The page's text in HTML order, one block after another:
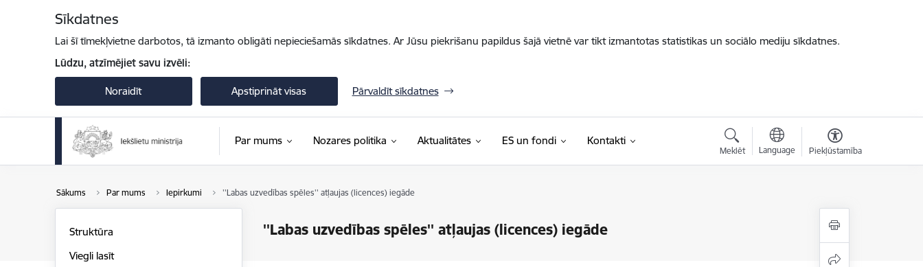
Sīkdatnes
Lai šī tīmekļvietne darbotos, tā izmanto obligāti nepieciešamās sīkdatnes. Ar Jūsu piekrišanu papildus šajā vietnē var tikt izmantotas statistikas un sociālo mediju sīkdatnes.
Lūdzu, atzīmējiet savu izvēli:
Noraidīt Apstiprināt visas Pārvaldīt sīkdatnes
Par mums Nozares politika Aktualitātes ES un fondi Kontakti
Meklēt Language Piekļūstamība
Sākums Par mums Iepirkumi ''Labas uzvedības spēles'' atļaujas (licences) iegāde
''Labas uzvedības spēles'' atļaujas (licences) iegāde
Struktūra
Viegli lasīt